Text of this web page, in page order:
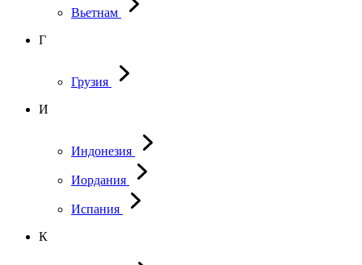
Вьетнам
Г
Грузия
И
Индонезия
Иордания
Испания
К